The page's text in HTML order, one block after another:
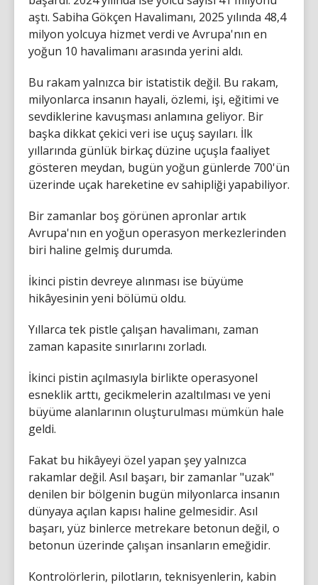
aştı. Sabiha Gökçen Havalimanı, 2025 yılında 48,4
milyon yolcuya hizmet verdi ve Avrupa'nın en
yoğun 10 havalimanı arasında yerini aldı.
Bu rakam yalnızca bir istatistik değil. Bu rakam,
milyonlarca insanın hayali, özlemi, işi, eğitimi ve
sevdiklerine kavuşması anlamına geliyor. Bir
başka dikkat çekici veri ise uçuş sayıları. İlk
yıllarında günlük birkaç düzine uçuşla faaliyet
gösteren meydan, bugün yoğun günlerde 700'ün
üzerinde uçak hareketine ev sahipliği yapabiliyor.
Bir zamanlar boş görünen apronlar artık
Avrupa'nın en yoğun operasyon merkezlerinden
biri haline gelmiş durumda.
İkinci pistin devreye alınması ise büyüme
hikâyesinin yeni bölümü oldu.
Yıllarca tek pistle çalışan havalimanı, zaman
zaman kapasite sınırlarını zorladı.
İkinci pistin açılmasıyla birlikte operasyonel
esneklik arttı, gecikmelerin azaltılması ve yeni
büyüme alanlarının oluşturulması mümkün hale
geldi.
Fakat bu hikâyeyi özel yapan şey yalnızca
rakamlar değil. Asıl başarı, bir zamanlar "uzak"
denilen bir bölgenin bugün milyonlarca insanın
dünyaya açılan kapısı haline gelmesidir. Asıl
başarı, yüz binlerce metrekare betonun değil, o
betonun üzerinde çalışan insanların emeğidir.
Kontrolörlerin, pilotların, teknisyenlerin, kabin